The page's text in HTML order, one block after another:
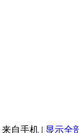
来自手机 | 显示全